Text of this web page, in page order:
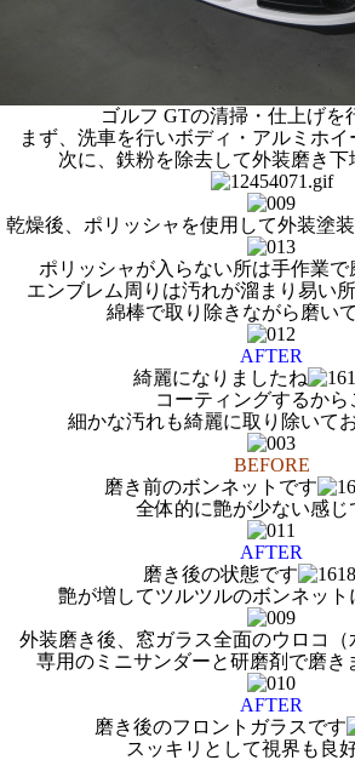
ゴルフ GTの清掃・仕上げを
まず、洗車を行いボディ・アルミホ
次に、鉄粉を除去して外装磨き下
乾燥後、ポリッシャを使用して外装塗
ポリッシャが入らない所は手作業で
エンブレム周りは汚れが溜まり易い
綿棒で取り除きながら磨い
AFTER
綺麗になりましたね
コーティングするから
細かな汚れも綺麗に取り除いて
BEFORE
磨き前のボンネットです
全体的に艶が少ない感じ
AFTER
磨き後の状態です
艶が増してツルツルのボンネット
外装磨き後、窓ガラス全面のウロコ
専用のミニサンダーと研磨剤で磨き
AFTER
磨き後のフロントガラスです
スッキリとして視界も良